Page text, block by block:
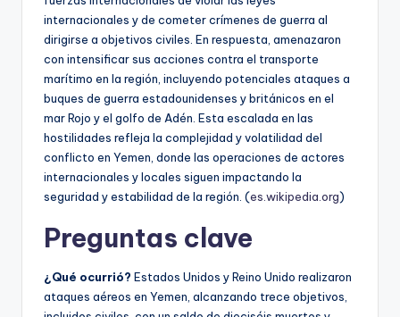
internacionales y de cometer crímenes de guerra al
dirigirse a objetivos civiles. En respuesta, amenazaron
con intensificar sus acciones contra el transporte
marítimo en la región, incluyendo potenciales ataques a
buques de guerra estadounidenses y británicos en el
mar Rojo y el golfo de Adén. Esta escalada en las
hostilidades refleja la complejidad y volatilidad del
conflicto en Yemen, donde las operaciones de actores
internacionales y locales siguen impactando la
seguridad y estabilidad de la región. (es.wikipedia.org)
Preguntas clave
¿Qué ocurrió? Estados Unidos y Reino Unido realizaron
ataques aéreos en Yemen, alcanzando trece objetivos,